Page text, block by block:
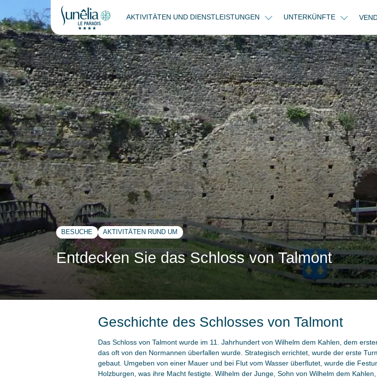
AKTIVITÄTEN UND DIENSTLEISTUNGEN UNTERKÜNFTE
BESUCHE AKTIVITÄTEN RUND UM
Entdecken Sie das Schloss von Talmont
Geschichte des Schlosses von Talmont
Das Schloss von Talmont wurde im 11. Jahrhundert von Wilhelm dem Kahlen, dem
das oft von den Normannen überfallen wurde. Strategisch errichtet, wurde der erste
gebaut. Umgeben von einer Mauer und bei Flut vom Wasser überflutet, wurde die
Holzburgen, was ihre Macht festigte. Wilhelm der Junge, Sohn von Wilhelm dem